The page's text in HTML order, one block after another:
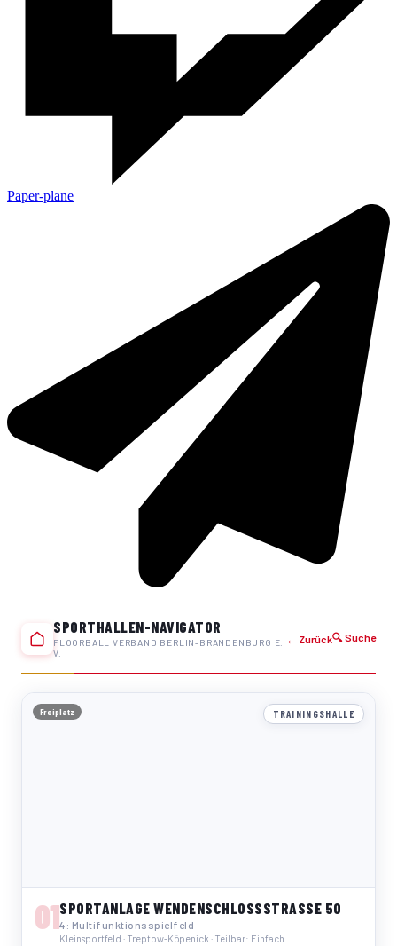
Paper-plane
SPORTHALLEN-NAVIGATOR
FLOORBALL VERBAND BERLIN-BRANDENBURG E.
V.
← Zurück🔍 Suche
TRAININGSHALLE
Freiplatz
01SPORTANLAGE WENDENSCHLOSSSTRASSE 50
4: Multifunktionsspielfeld
Kleinsportfeld · Treptow-Köpenick · Teilbar: Einfach